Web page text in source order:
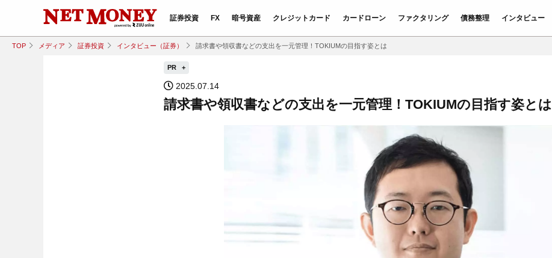
証券投資 FX 暗号資産 クレジットカード カードローン ファクタリング 債務整理 インタビュー
TOP メディア 証券投資 インタビュー（証券） 請求書や領収書などの支出を一元管理！TOKIUMの目指す姿とは
PR
2025.07.14
請求書や領収書などの支出を一元管理！TOKIUMの目指す姿とは